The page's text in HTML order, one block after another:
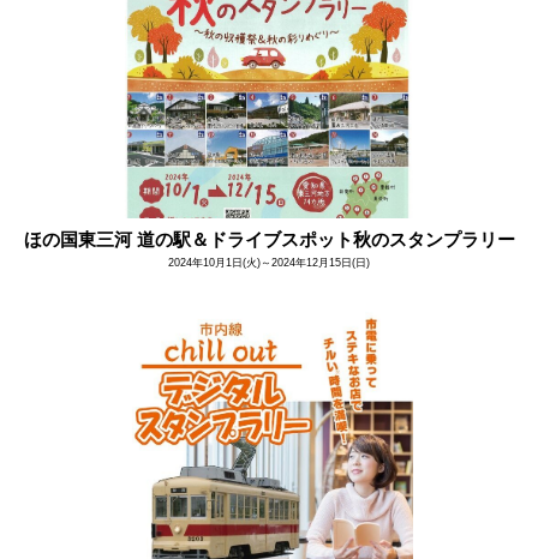
ほの国東三河 道の駅＆ドライブスポット秋のスタンプラリー
2024年10月1日(火)～2024年12月15日(日)